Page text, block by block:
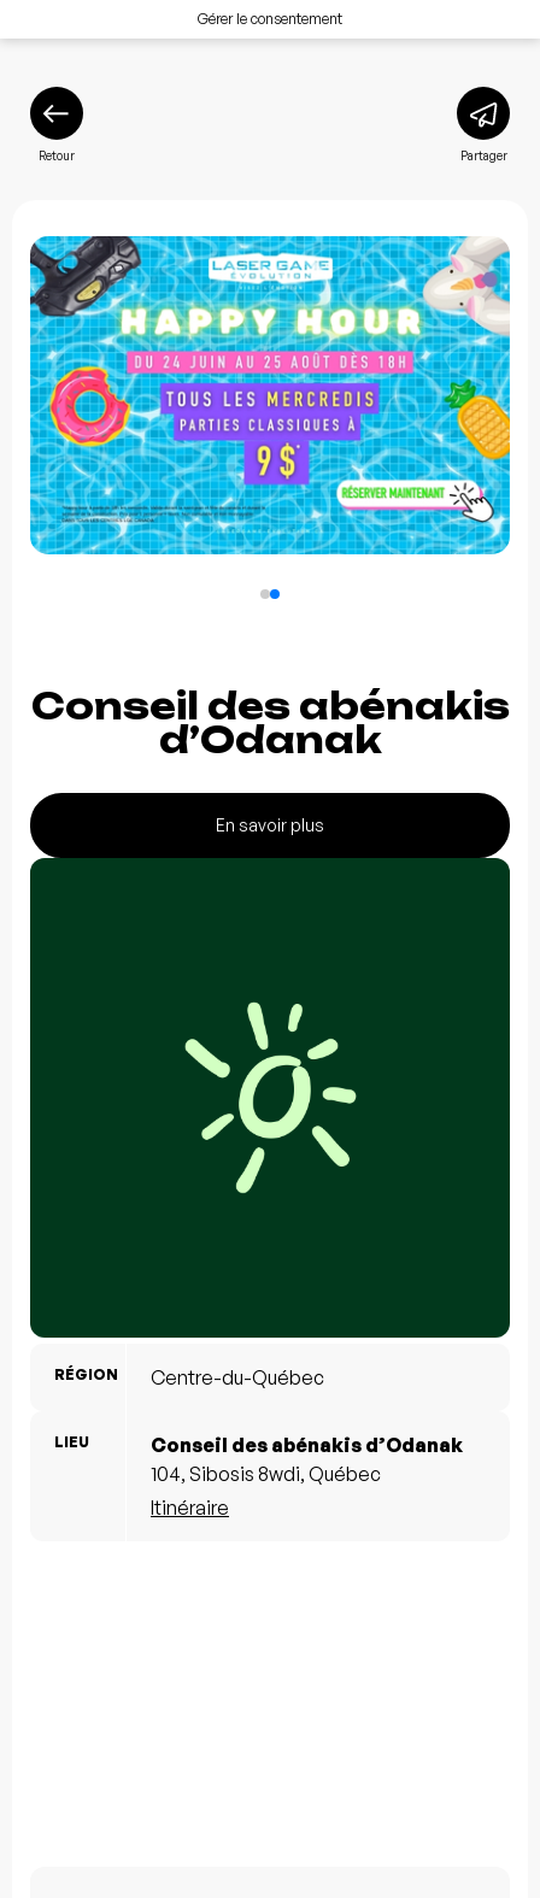
Gérer le consentement
Retour Partager
Conseil des abénakis
d’Odanak
En savoir plus
RÉGION Centre-du-Québec
LIEU
Conseil des abénakis d’Odanak
104, Sibosis 8wdi, Québec
Itinéraire